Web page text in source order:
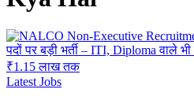
Latest Jobs